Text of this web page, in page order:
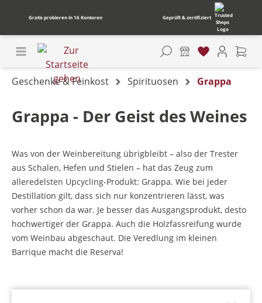
Gratis probieren in 16 Kontoren Geprüft & zertifiziert
Geschenke & Feinkost Spirituosen Grappa
Grappa - Der Geist des Weines
Was von der Weinbereitung übrigbleibt – also der Trester
aus Schalen, Hefen und Stielen – hat das Zeug zum
alleredelsten Upcycling-Produkt: Grappa. Wie bei jeder
Destillation gilt, dass sich nur konzentrieren lässt, was
vorher schon da war. Je besser das Ausgangsprodukt, desto
hochwertiger der Grappa. Auch die Holzfassreifung wurde
vom Weinbau abgeschaut. Die Veredlung im kleinen
Barrique macht die Reserva!